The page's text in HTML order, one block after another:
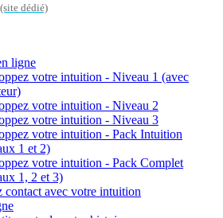
(site dédié)
ligne
votre intuition - Niveau 1 (avec
votre intuition - Niveau 2
votre intuition - Niveau 3
votre intuition - Pack Intuition
1 et 2)
votre intuition - Pack Complet
1, 2 et 3)
contact avec votre intuition